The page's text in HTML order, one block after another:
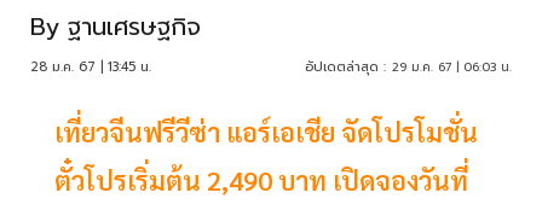
By ฐานเศรษฐกิจ
28 ม.ค. 67 | 13:45 น. อัปเดตล่าสุด : 29 ม.ค. 67 | 06:03 น.
เที่ยวจีนฟรีวีซ่า แอร์เอเชีย จัดโปรโมชั่น
ตั๋วโปรเริ่มต้น 2,490 บาท เปิดจองวันที่